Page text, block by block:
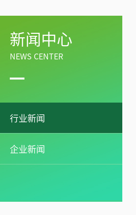
新闻中心
NEWS CENTER
行业新闻
企业新闻